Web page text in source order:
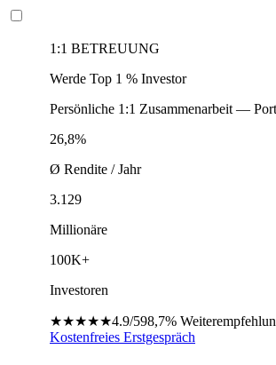
1:1 BETREUUNG
Werde Top 1 % Investor
Persönliche 1:1 Zusammenarbeit —
26,8%
Ø Rendite / Jahr
3.129
Millionäre
100K+
Investoren
★★★★★4.9/598,7%
Kostenfreies Erstgespräch